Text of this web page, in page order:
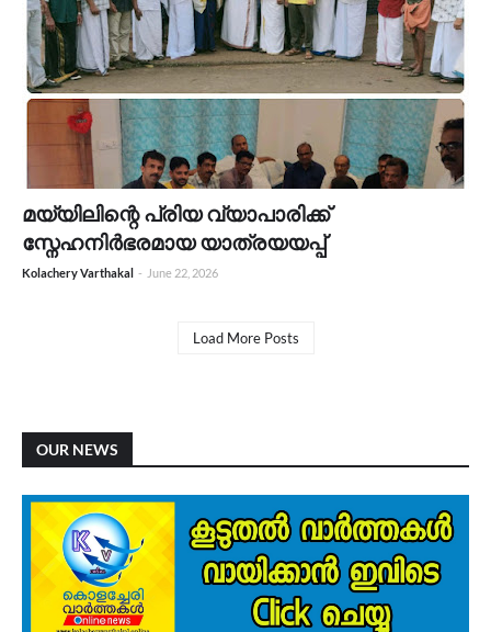
മയ്യിലിന്റെ പ്രിയ വ്യാപാരിക്ക്
സ്നേഹനിർഭരമായ യാത്രയയപ്പ്
Kolachery Varthakal - June 22, 2026
Load More Posts
OUR NEWS